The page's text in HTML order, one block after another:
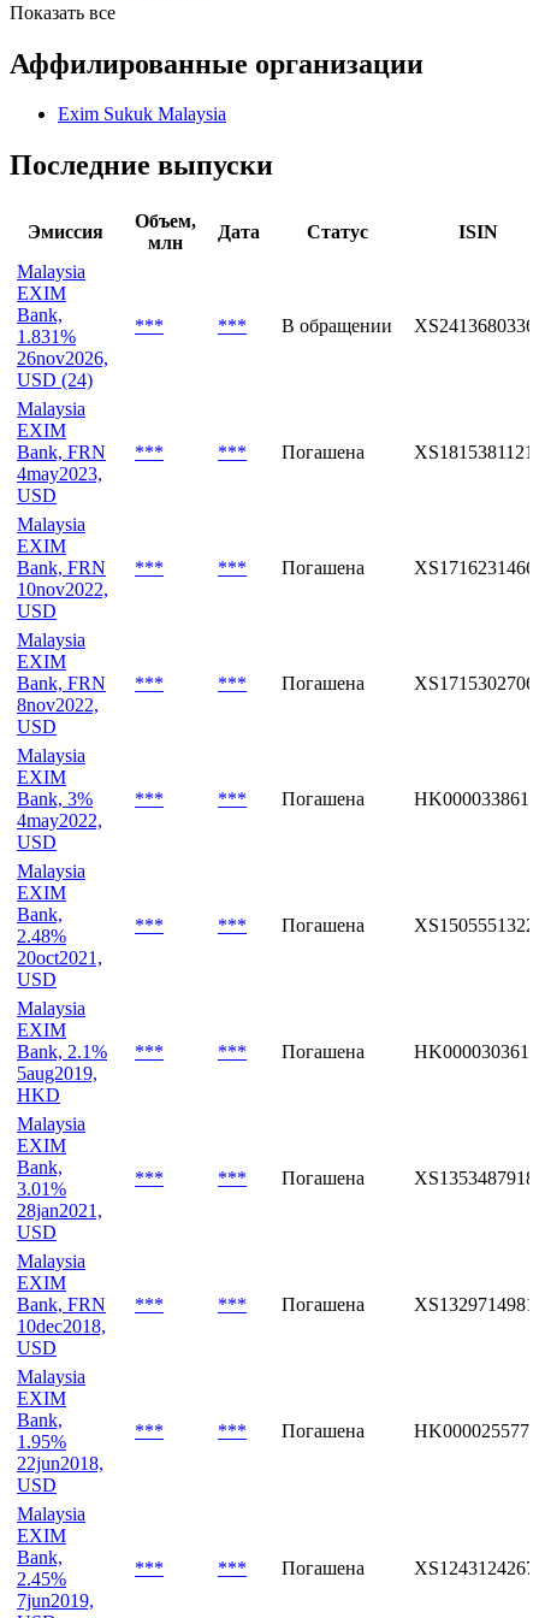
Показать все
Аффилированные организации
Exim Sukuk Malaysia
Последние выпуски
Эмиссия
Объем,
млн
Дата Статус
ISIN
Malaysia
EXIM
Bank,
1.831%
26nov2026,
USD (24)
*** *** В обращении XS2413680336
Malaysia
EXIM
Bank, FRN
4may2023,
USD
*** *** Погашена XS1815381121
Malaysia
EXIM
Bank, FRN
10nov2022,
USD
*** *** Погашена XS1716231466
Malaysia
EXIM
Bank, FRN
8nov2022,
USD
*** *** Погашена XS1715302706
Malaysia
EXIM
Bank, 3%
4may2022,
USD
*** *** Погашена HK0000338613
Malaysia
EXIM
Bank,
2.48%
20oct2021,
USD
*** *** Погашена XS1505551322
Malaysia
EXIM
Bank, 2.1%
5aug2019,
HKD
*** *** Погашена HK0000303617
Malaysia
EXIM
Bank,
3.01%
28jan2021,
USD
*** *** Погашена XS1353487918
Malaysia
EXIM
Bank, FRN
10dec2018,
USD
*** *** Погашена XS1329714981
Malaysia
EXIM
Bank,
1.95%
22jun2018,
USD
*** *** Погашена HK0000255775
Malaysia
EXIM
Bank,
2.45%
7jun2019,
*** *** Погашена XS1243124267